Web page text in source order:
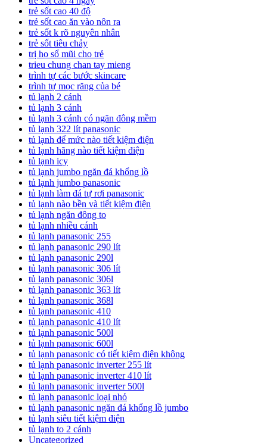
trẻ sốt cao 40 độ
trẻ sốt cao ăn vào nôn ra
trẻ sốt k rõ nguyên nhân
trẻ sốt tiêu chảy
trị ho sổ mũi cho trẻ
trieu chung chan tay mieng
trình tự các bước skincare
trình tự mọc răng của bé
tủ lạnh 2 cánh
tủ lạnh 3 cánh
tủ lạnh 3 cánh có ngăn đông mềm
tủ lạnh 322 lít panasonic
tủ lạnh để mức nào tiết kiệm điện
tủ lạnh hãng nào tiết kiệm điện
tủ lạnh icy
tủ lạnh jumbo ngăn đá khổng lồ
tủ lạnh jumbo panasonic
tủ lạnh làm đá tự rơi panasonic
tủ lạnh nào bền và tiết kiệm điện
tủ lạnh ngăn đông to
tủ lạnh nhiều cánh
tủ lạnh panasonic 255
tủ lạnh panasonic 290 lít
tủ lạnh panasonic 290l
tủ lạnh panasonic 306 lít
tủ lạnh panasonic 306l
tủ lạnh panasonic 363 lít
tủ lạnh panasonic 368l
tủ lạnh panasonic 410
tủ lạnh panasonic 410 lít
tủ lạnh panasonic 500l
tủ lạnh panasonic 600l
tủ lạnh panasonic có tiết kiệm điện không
tủ lạnh panasonic inverter 255 lít
tủ lạnh panasonic inverter 410 lít
tủ lạnh panasonic inverter 500l
tủ lạnh panasonic loại nhỏ
tủ lạnh panasonic ngăn đá khổng lồ jumbo
tủ lạnh siêu tiết kiệm điện
tủ lạnh to 2 cánh
Uncategorized